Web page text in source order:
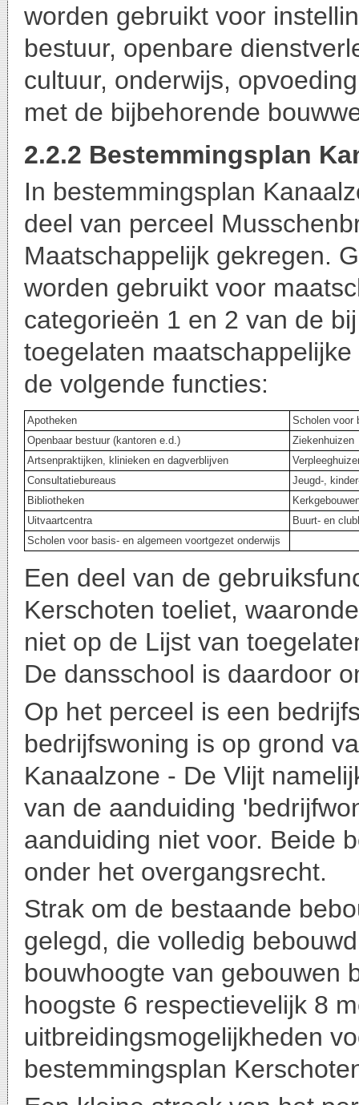
worden gebruikt voor
bestuur, openbare
cultuur, onderwijs,
met de bijbehorende
2.2.2 Bestemmingsplan
In bestemmingsplan
deel van perceel
Maatschappelijk gekregen.
worden gebruikt voor
categorieën 1 en 2 van de
toegelaten
de volgende functies:
Apotheken
Scholen voor
Openbaar bestuur (kantoren e.d.)
Artsenpraktijken, klinieken en dagverblijven
Consultatiebureaus
Jeugd-,
Bibliotheken
Uitvaartcentra
Buurt- en
Scholen voor basis- en algemeen voortgezet onderwijs
Een deel van de
Kerschoten toeliet,
niet op de Lijst van
De dansschool is daardoor
Op het perceel is een
bedrijfswoning is op grond
Kanaalzone - De Vlijt
van de aanduiding
aanduiding niet voor. Beide
onder het overgangsrecht.
Strak om de bestaande
gelegd, die volledig
bouwhoogte van gebouwen
hoogste 6 respectievelijk 8
uitbreidingsmogelijkheden
bestemmingsplan